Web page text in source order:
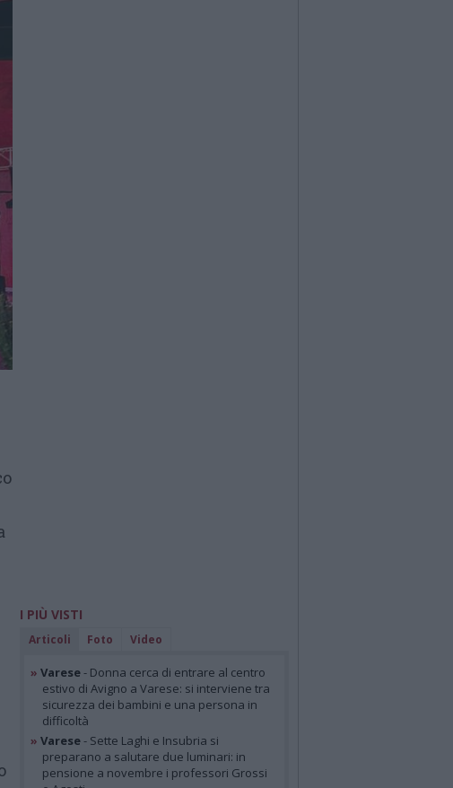
I PIÙ VISTI
Articoli Foto Video
» Varese- Donna cerca di entrare al centro
estivo di Avigno a Varese: si interviene tra
sicurezza dei bambini e una persona in
difficoltà
» Varese- Sette Laghi e Insubria si
preparano a salutare due luminari: in
pensione a novembre i professori Grossi